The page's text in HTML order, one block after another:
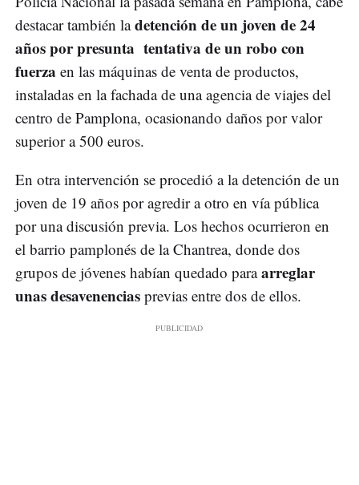
destacar también ladetención de un joven de 24
años por presunta tentativa de un robo con
fuerza en las máquinas de venta de productos,
instaladas en la fachada de una agencia de viajes del
centro de Pamplona, ocasionando daños por valor
superior a 500 euros.
En otra intervención se procedió a la detención de un
joven de 19 años por agredir a otro en vía pública
por una discusión previa. Los hechos ocurrieron en
el barrio pamplonés de la Chantrea, donde dos
grupos de jóvenes habían quedado paraarreglar
unas desavenencias previas entre dos de ellos.